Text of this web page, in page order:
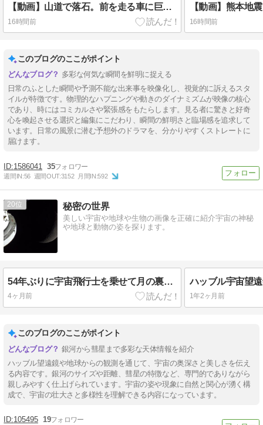
【動画】山道で落石。前を走る車に巨大な岩が直撃
16時間前 16時間前
このブログのここがポイント
多彩な何気な瞬間を鮮明に捉える
日常のふとした瞬間や予測不能な出来事を映像化し、視覚的に訴えるスタ
イルが特徴です。物理的なハプニングや動きのダイナミズムが映像の核心
であり、時にはコミカルさや緊張感をもたらします。見る者に驚きと好奇
心を喚起させる選択と編集にこだわり、瞬間の鮮明さと臨場感を追求して
います。日常の風景に潜む予想外のドラマを、分かりやすくストレートに
届けます。
1586041 35
週間IN:56 週間OUT:3152 月間IN:592
20 秘密の世界
美しい宇宙や地球や生物の画像を正確に紹介宇宙の神秘
や地球と動物の姿を探ります。
54年ぶりに宇宙飛行士を乗せて月の裏側を回ってきたNASAの宇宙船オリオン、無事、地球に帰還
4ヶ月前 1年2ヶ月前
このブログのここがポイント
銀河から彗星まで多彩な天体情報を紹介
ハッブル望遠鏡や地球からの観測を通じて、宇宙の奥深さと美しさを伝え
る内容です。銀河のサイズや距離、彗星の特徴など、専門的でありながら
親しみやすく仕上げられています。宇宙の姿や現象に自然と関心が湧く構
成で、宇宙の壮大さと多様性を理解できる内容になっています。
105495 19